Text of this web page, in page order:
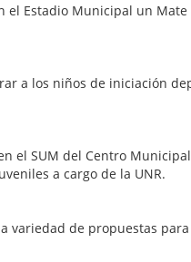
el Estadio Municipal un Mate
a los niños de iniciación
el SUM del Centro Municipal
a cargo de la UNR.
variedad de propuestas